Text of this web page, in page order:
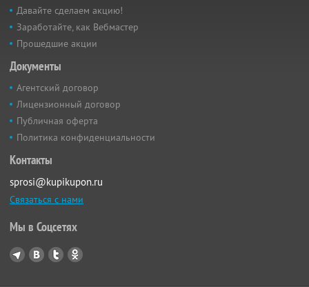
Давайте сделаем акцию!
Заработайте, как Вебмастер
Прошедшие акции
Документы
Агентский договор
Лицензионный договор
Публичная оферта
Политика конфиденциальности
Контакты
sprosi@kupikupon.ru
Связаться с нами
Мы в Соцсетях